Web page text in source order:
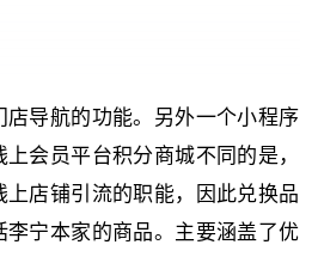
店导航的功能。另外一个小程序
会员平台积分商城不同的是，
店铺引流的职能，因此兑换品
李宁本家的商品。主要涵盖了优